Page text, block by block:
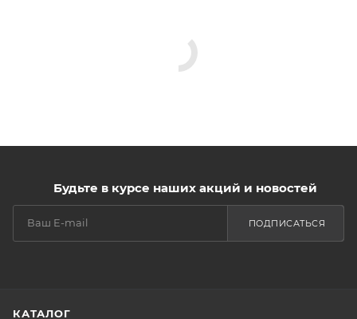
Будьте в курсе наших акций и новостей
ПОДПИСАТЬСЯ
КАТАЛОГ